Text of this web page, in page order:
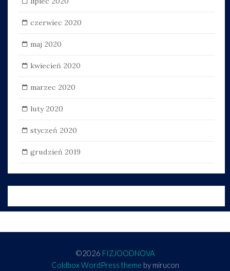
czerwiec 2020
maj 2020
kwiecień 2020
marzec 2020
luty 2020
styczeń 2020
grudzień 2019
©2026 FIZJOODNOVA
Coldbox WordPress theme by mirucon